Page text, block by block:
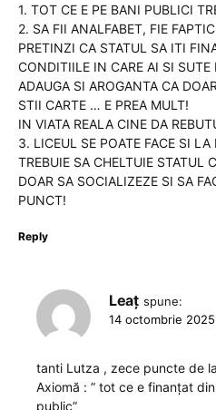
1. TOT CE E PE BANI PUBLICI
2. SA FII ANALFABET, FIE
PRETINZI CA STATUL SA ITI
CONDITIILE IN CARE AI SI
ADAUGA SI AROGANTA CA
STII CARTE … E PREA MULT!
IN VIATA REALA CINE DA
3. LICEUL SE POATE FACE SI LA
TREBUIE SA CHELTUIE STATUL
DOAR SA SOCIALIZEZE SI SA
PUNCT!
Reply
Leaț spune:
14 octombrie 2025
tanti Lutza , zece puncte de
Axiomă : ” tot ce e finanțat
public”